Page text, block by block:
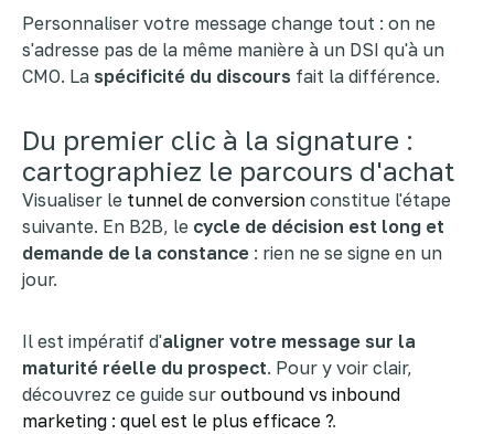
Personnaliser votre message change tout : on ne
s'adresse pas de la même manière à un DSI qu'à un
CMO. La spécificité du discours fait la différence.
Du premier clic à la signature :
cartographiez le parcours d'achat
Visualiser le tunnel de conversion constitue l'étape
suivante. En B2B, le cycle de décision est long et
demande de la constance : rien ne se signe en un
jour.
Il est impératif d'aligner votre message sur la
maturité réelle du prospect. Pour y voir clair,
découvrez ce guide sur outbound vs inbound
marketing : quel est le plus efficace ?.